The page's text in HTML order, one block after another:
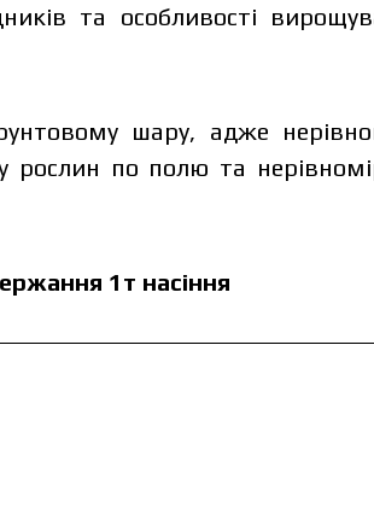
та особливості
шару, адже
рослин по полю та
1т насіння